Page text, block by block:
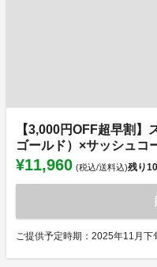
【3,000円OFF超早割
ゴールド）×サッシュコ
¥11,960 (税込/送料込)残り10
ご提供予定時期：2025年11月下